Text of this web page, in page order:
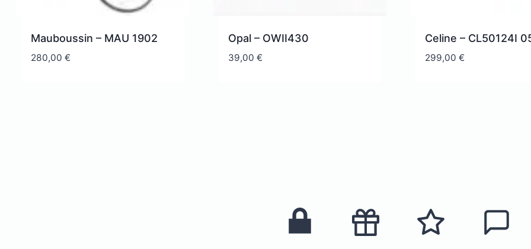
Mauboussin – MAU 1902
280,00 €
Opal – OWII430
39,00 €
Celine – CL50124I
299,00 €